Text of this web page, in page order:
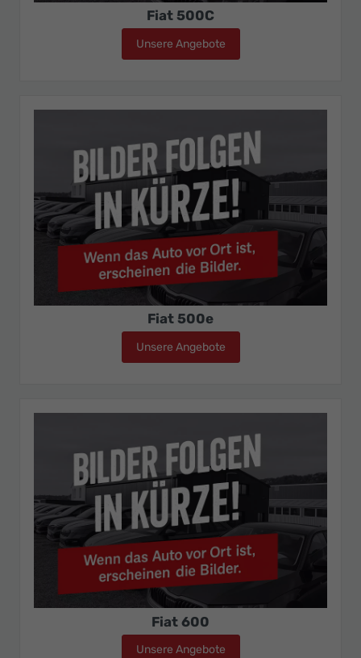
Fiat 500C
Unsere Angebote
Fiat 500e
Unsere Angebote
Fiat 600
Unsere Angebote